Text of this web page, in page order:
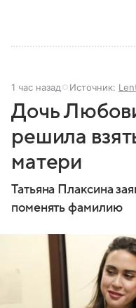
1 час назад Источник:
Дочь
решила
матери
Татьяна Плаксина
поменять фамилию